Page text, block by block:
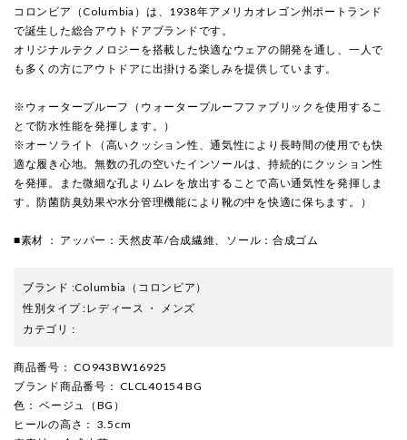
コロンビア（Columbia）は、1938年アメリカオレゴン州ポートランド
で誕生した総合アウトドアブランドです。
オリジナルテクノロジーを搭載した快適なウェアの開発を通し、一人で
も多くの方にアウトドアに出掛ける楽しみを提供しています。
※ウォータープルーフ（ウォータープルーフファブリックを使用するこ
とで防水性能を発揮します。）
※オーソライト（高いクッション性、通気性により長時間の使用でも快
適な履き心地。無数の孔の空いたインソールは、持続的にクッション性
を発揮。また微細な孔よりムレを放出することで高い通気性を発揮しま
す。防菌防臭効果や水分管理機能により靴の中を快適に保ちます。）
■素材 ： アッパー：天然皮革/合成繊維、ソール：合成ゴム
ブランド :Columbia （コロンビア）
性別タイプ:レディース ・
メンズ
カテゴリ :
商品番号 ： CO943BW16925
ブランド商品番号 ： CLCL40154 BG
色 ： ベージュ（BG）
ヒールの高さ ： 3.5cm